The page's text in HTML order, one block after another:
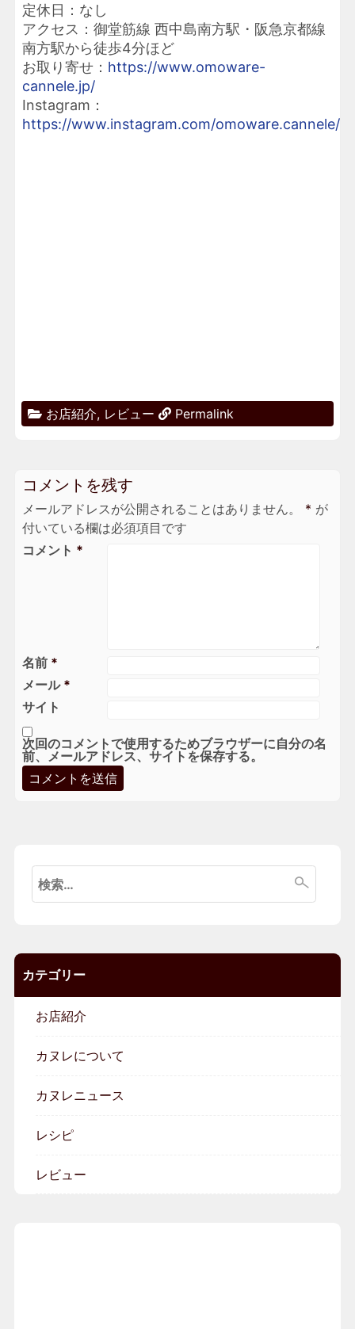
定休日：なし
アクセス：御堂筋線 西中島南方駅・阪急京都線
南方駅から徒歩4分ほど
お取り寄せ： https://www.omoware-
cannele.jp/
Instagram：
https://www.instagram.com/omoware.cannele/
お店紹介, レビュー Permalink
コメントを残す
メールアドレスが公開されることはありません。 * が
付いている欄は必須項目です
コメント *
名前 *
メール *
サイト
次回のコメントで使用するためブラウザーに自分の名
前、メールアドレス、サイトを保存する。
検
索:
カテゴリー
お店紹介
カヌレについて
カヌレニュース
レシピ
レビュー